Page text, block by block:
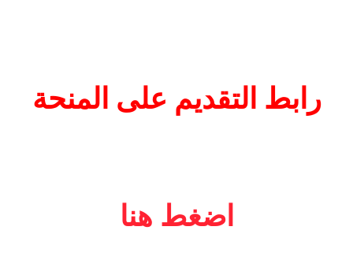
رابط التقديم على المنحة
اضغط هنا